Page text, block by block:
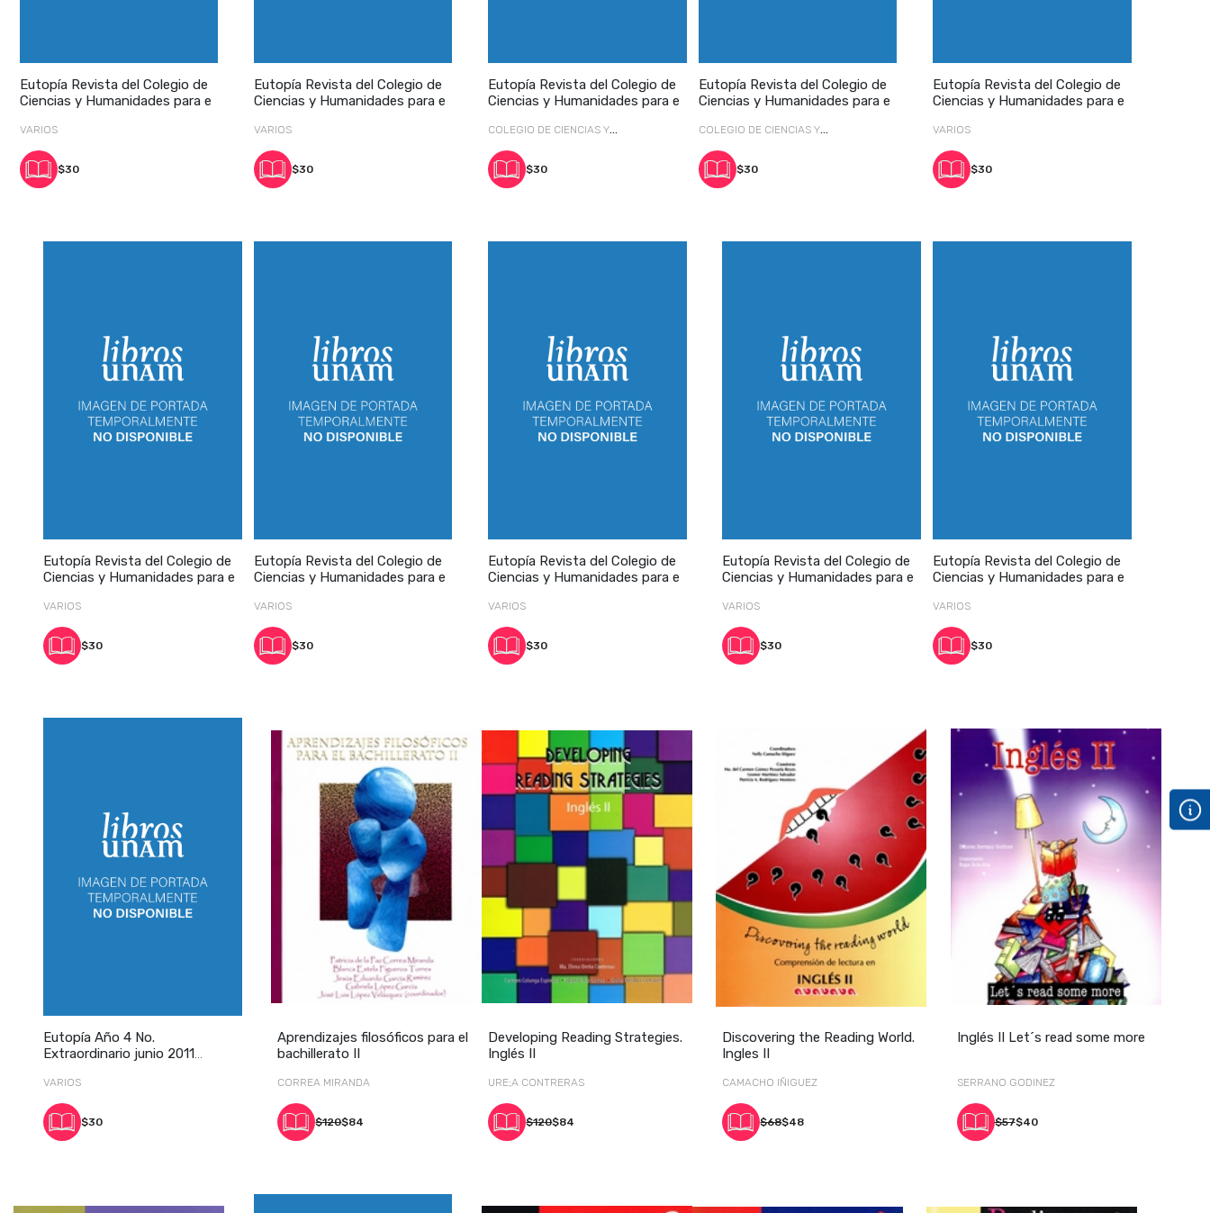
Eutopía Revista del Colegio de
Ciencias y Humanidades para e
VARIOS
$30
Eutopía Revista del Colegio de
Ciencias y Humanidades para e
VARIOS
$30
Eutopía Revista del Colegio de
Ciencias y Humanidades para e
COLEGIO DE CIENCIAS Y
HUMANIDADES
$30
Eutopía Revista del Colegio de
Ciencias y Humanidades para e
COLEGIO DE CIENCIAS Y
HUMANIDADES
$30
Eutopía Revista del Colegio de
Ciencias y Humanidades para e
VARIOS
$30
Eutopía Revista del Colegio de
Ciencias y Humanidades para e
VARIOS
$30
Eutopía Revista del Colegio de
Ciencias y Humanidades para e
VARIOS
$30
Eutopía Revista del Colegio de
Ciencias y Humanidades para e
VARIOS
$30
Eutopía Revista del Colegio de
Ciencias y Humanidades para e
VARIOS
$30
Eutopía Revista del Colegio de
Ciencias y Humanidades para e
VARIOS
$30
Eutopía Año 4 No.
Extraordinario junio 2011
VARIOS
$30
Aprendizajes filosóficos para el
bachillerato II
CORREA MIRANDA
$120$84
Developing Reading Strategies.
Inglés II
URE;A CONTRERAS
$120$84
Discovering the Reading World.
Ingles II
CAMACHO IÑIGUEZ
$68$48
Inglés II Let´s read some more
SERRANO GODINEZ
$57$40